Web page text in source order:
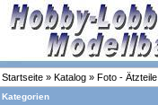
Startseite » Katalog » Foto - Ätzteile
Kategorien